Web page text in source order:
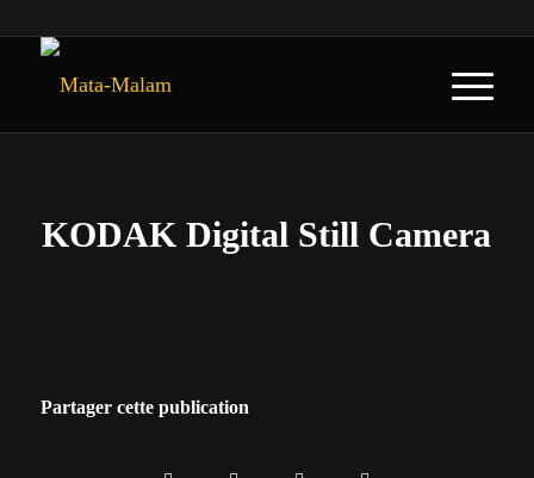
KODAK Digital Still Camera
Partager cette publication